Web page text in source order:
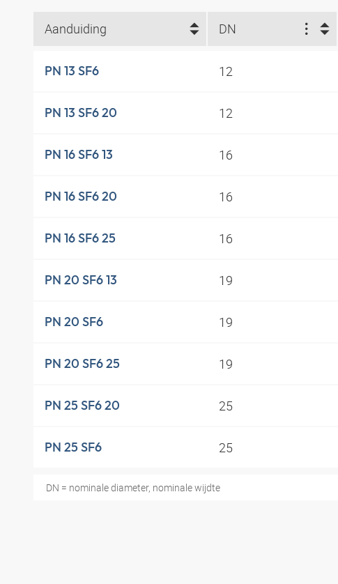
Aanduiding DN
PN 13 SF6 12
PN 13 SF6 20 12
PN 16 SF6 13 16
PN 16 SF6 20 16
PN 16 SF6 25 16
PN 20 SF6 13 19
PN 20 SF6 19
PN 20 SF6 25 19
PN 25 SF6 20 25
PN 25 SF6 25
DN = nominale diameter, nominale wijdte